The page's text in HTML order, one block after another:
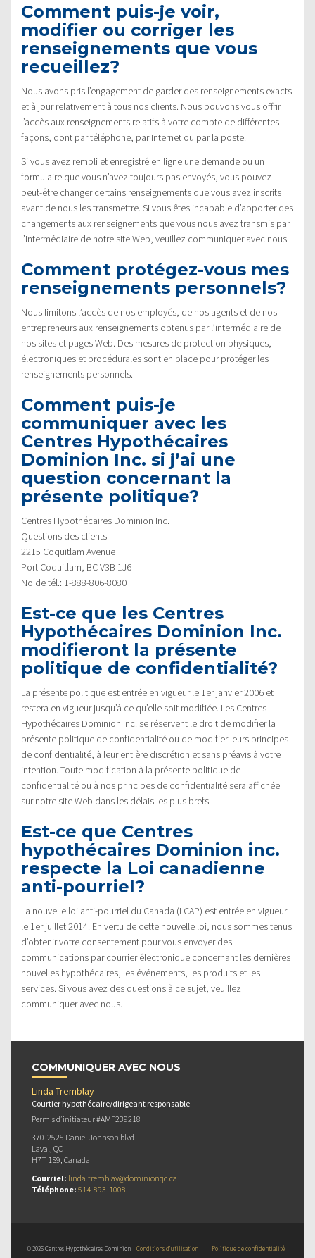
Comment puis-je voir,
modifier ou corriger les
renseignements que vous
recueillez?
Nous avons pris l’engagement de garder des renseignements exacts
et à jour relativement à tous nos clients. Nous pouvons vous offrir
l’accès aux renseignements relatifs à votre compte de différentes
façons, dont par téléphone, par Internet ou par la poste.
Si vous avez rempli et enregistré en ligne une demande ou un
formulaire que vous n’avez toujours pas envoyés, vous pouvez
peut-être changer certains renseignements que vous avez inscrits
avant de nous les transmettre. Si vous êtes incapable d’apporter des
changements aux renseignements que vous nous avez transmis par
l’intermédiaire de notre site Web, veuillez communiquer avec nous.
Comment protégez-vous mes
renseignements personnels?
Nous limitons l’accès de nos employés, de nos agents et de nos
entrepreneurs aux renseignements obtenus par l’intermédiaire de
nos sites et pages Web. Des mesures de protection physiques,
électroniques et procédurales sont en place pour protéger les
renseignements personnels.
Comment puis-je
communiquer avec les
Centres Hypothécaires
Dominion Inc. si j’ai une
question concernant la
présente politique?
Centres Hypothécaires Dominion Inc.
Questions des clients
2215 Coquitlam Avenue
Port Coquitlam, BC V3B 1J6
No de tél.: 1-888-806-8080
Est-ce que les Centres
Hypothécaires Dominion Inc.
modifieront la présente
politique de confidentialité?
La présente politique est entrée en vigueur le 1er janvier 2006 et
restera en vigueur jusqu’à ce qu’elle soit modifiée. Les Centres
Hypothécaires Dominion Inc. se réservent le droit de modifier la
présente politique de confidentialité ou de modifier leurs principes
de confidentialité, à leur entière discrétion et sans préavis à votre
intention. Toute modification à la présente politique de
confidentialité ou à nos principes de confidentialité sera affichée
sur notre site Web dans les délais les plus brefs.
Est-ce que Centres
hypothécaires Dominion inc.
respecte la Loi canadienne
anti-pourriel?
La nouvelle loi anti-pourriel du Canada (LCAP) est entrée en vigueur
le 1er juillet 2014. En vertu de cette nouvelle loi, nous sommes tenus
d’obtenir votre consentement pour vous envoyer des
communications par courrier électronique concernant les dernières
nouvelles hypothécaires, les événements, les produits et les
services. Si vous avez des questions à ce sujet, veuillez
communiquer avec nous.
COMMUNIQUER AVEC NOUS
Linda Tremblay
Courtier hypothécaire/dirigeant responsable
Permis d’initiateur #AMF239218
370-2525 Daniel Johnson blvd
Laval, QC
H7T 1S9, Canada
Courriel: linda.tremblay@dominionqc.ca
Téléphone: 514-893-1008
© 2026 Centres Hypothécaires Dominion Conditions d’utilisation | Politique de confidentialité